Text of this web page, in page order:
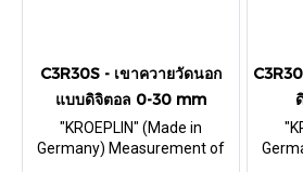
C3R30S - เขาควายวัดนอก
แบบดิจิตอล 0-30 mm
"KROEPLIN" (Made in
Germany) Measurement of